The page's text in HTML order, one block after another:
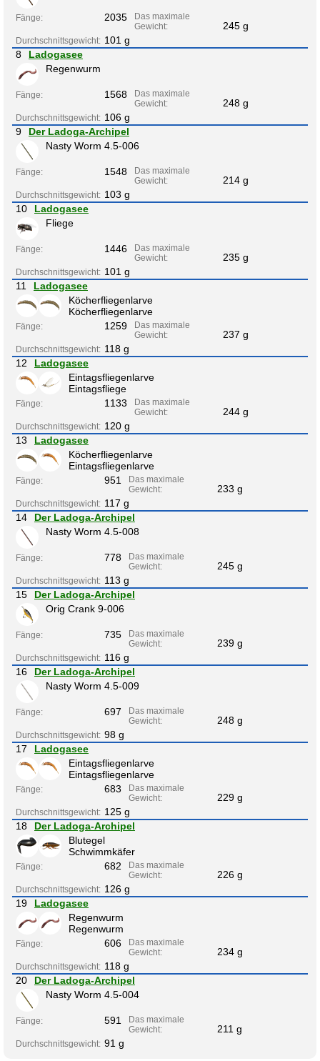
Fänge: 2035
Das maximale
Gewicht:
245 g
Durchschnittsgewicht: 101 g
8
Ladogasee
Regenwurm
Fänge: 1568
Das maximale
Gewicht:
248 g
Durchschnittsgewicht: 106 g
9
Der Ladoga-Archipel
Nasty Worm 4.5-006
Fänge: 1548
Das maximale
Gewicht:
214 g
Durchschnittsgewicht: 103 g
10
Ladogasee
Fliege
Fänge: 1446
Das maximale
Gewicht:
235 g
Durchschnittsgewicht: 101 g
11
Ladogasee
Köcherfliegenlarve
Köcherfliegenlarve
Fänge: 1259
Das maximale
Gewicht:
237 g
Durchschnittsgewicht: 118 g
12
Ladogasee
Eintagsfliegenlarve
Eintagsfliege
Fänge: 1133
Das maximale
Gewicht:
244 g
Durchschnittsgewicht: 120 g
13
Ladogasee
Köcherfliegenlarve
Eintagsfliegenlarve
Fänge: 951
Das maximale
Gewicht:
233 g
Durchschnittsgewicht: 117 g
14
Der Ladoga-Archipel
Nasty Worm 4.5-008
Fänge: 778
Das maximale
Gewicht:
245 g
Durchschnittsgewicht: 113 g
15
Der Ladoga-Archipel
Orig Crank 9-006
Fänge: 735
Das maximale
Gewicht:
239 g
Durchschnittsgewicht: 116 g
16
Der Ladoga-Archipel
Nasty Worm 4.5-009
Fänge: 697
Das maximale
Gewicht:
248 g
Durchschnittsgewicht: 98 g
17
Ladogasee
Eintagsfliegenlarve
Eintagsfliegenlarve
Fänge: 683
Das maximale
Gewicht:
229 g
Durchschnittsgewicht: 125 g
18
Der Ladoga-Archipel
Blutegel
Schwimmkäfer
Fänge: 682
Das maximale
Gewicht:
226 g
Durchschnittsgewicht: 126 g
19
Ladogasee
Regenwurm
Regenwurm
Fänge: 606
Das maximale
Gewicht:
234 g
Durchschnittsgewicht: 118 g
20
Der Ladoga-Archipel
Nasty Worm 4.5-004
Fänge: 591
Das maximale
Gewicht:
211 g
Durchschnittsgewicht: 91 g